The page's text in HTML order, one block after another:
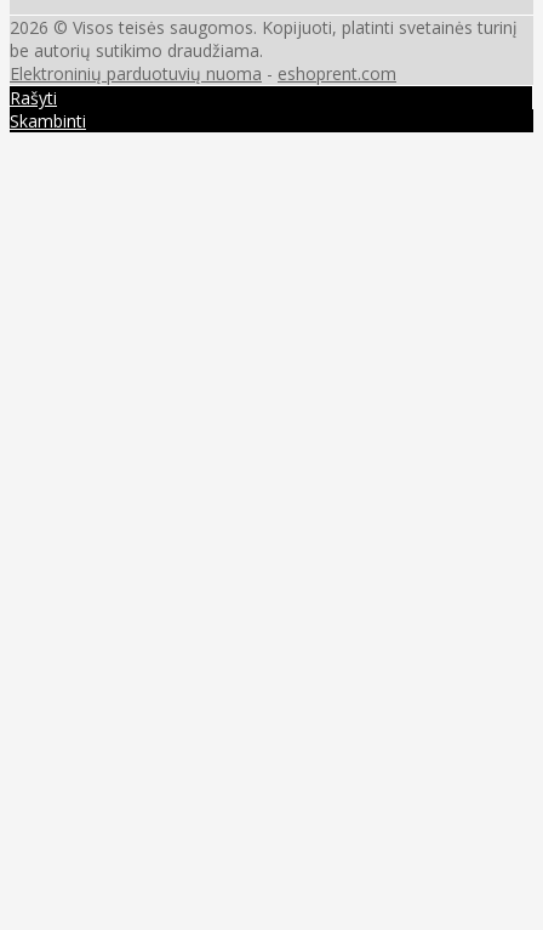
2026 © Visos teisės saugomos. Kopijuoti, platinti svetainės turinį
be autorių sutikimo draudžiama.
Elektroninių parduotuvių nuoma - eshoprent.com
Rašyti
Skambinti